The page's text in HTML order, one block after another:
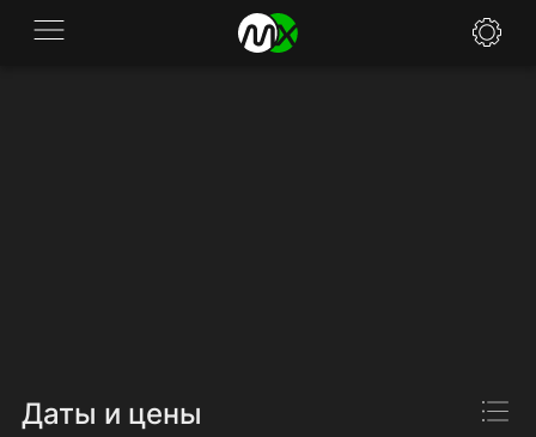
Даты и цены